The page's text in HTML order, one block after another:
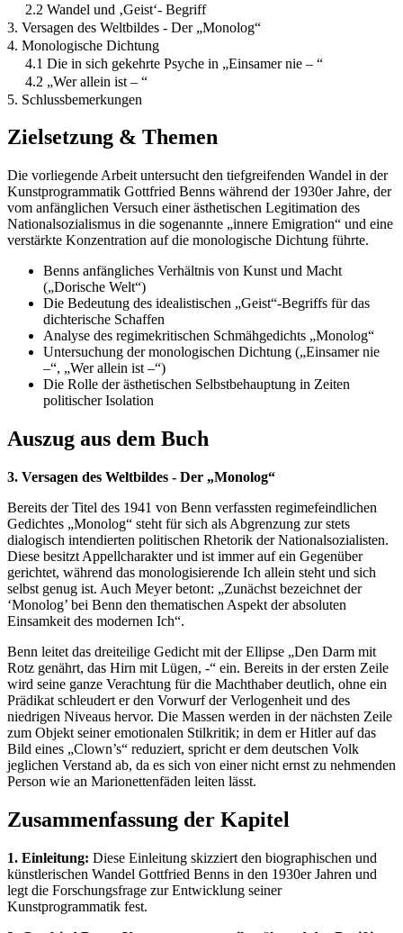
2.2 Wandel und ‚Geist‘- Begriff
3. Versagen des Weltbildes - Der „Monolog“
4. Monologische Dichtung
4.1 Die in sich gekehrte Psyche in „Einsamer nie – “
4.2 „Wer allein ist – “
5. Schlussbemerkungen
Zielsetzung & Themen
Die vorliegende Arbeit untersucht den tiefgreifenden Wandel in der
Kunstprogrammatik Gottfried Benns während der 1930er Jahre, der
vom anfänglichen Versuch einer ästhetischen Legitimation des
Nationalsozialismus in die sogenannte „innere Emigration“ und eine
verstärkte Konzentration auf die monologische Dichtung führte.
Benns anfängliches Verhältnis von Kunst und Macht
(„Dorische Welt“)
Die Bedeutung des idealistischen „Geist“-Begriffs für das
dichterische Schaffen
Analyse des regimekritischen Schmähgedichts „Monolog“
Untersuchung der monologischen Dichtung („Einsamer nie
–“, „Wer allein ist –“)
Die Rolle der ästhetischen Selbstbehauptung in Zeiten
politischer Isolation
Auszug aus dem Buch
3. Versagen des Weltbildes - Der „Monolog“
Bereits der Titel des 1941 von Benn verfassten regimefeindlichen
Gedichtes „Monolog“ steht für sich als Abgrenzung zur stets
dialogisch intendierten politischen Rhetorik der Nationalsozialisten.
Diese besitzt Appellcharakter und ist immer auf ein Gegenüber
gerichtet, während das monologisierende Ich allein steht und sich
selbst genug ist. Auch Meyer betont: „Zunächst bezeichnet der
‘Monolog’ bei Benn den thematischen Aspekt der absoluten
Einsamkeit des modernen Ich“.
Benn leitet das dreiteilige Gedicht mit der Ellipse „Den Darm mit
Rotz genährt, das Hirn mit Lügen, -“ ein. Bereits in der ersten Zeile
wird seine ganze Verachtung für die Machthaber deutlich, ohne ein
Prädikat schleudert er den Vorwurf der Verlogenheit und des
niedrigen Niveaus hervor. Die Massen werden in der nächsten Zeile
zum Objekt seiner emotionalen Stilkritik; in dem er Hitler auf das
Bild eines „Clown’s“ reduziert, spricht er dem deutschen Volk
jeglichen Verstand ab, da es sich von einer nicht ernst zu nehmenden
Person wie an Marionettenfäden leiten lässt.
Zusammenfassung der Kapitel
1. Einleitung: Diese Einleitung skizziert den biographischen und
künstlerischen Wandel Gottfried Benns in den 1930er Jahren und
legt die Forschungsfrage zur Entwicklung seiner
Kunstprogrammatik fest.